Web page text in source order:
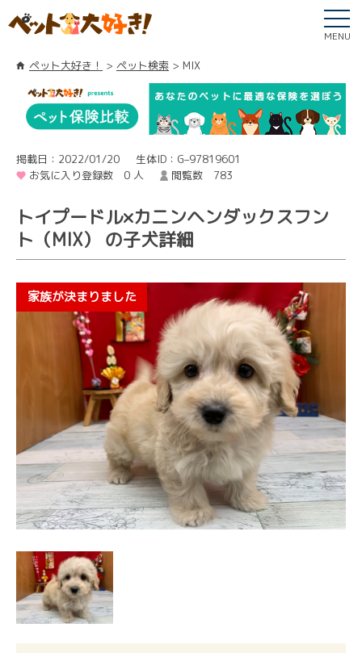
MENU
ペット大好き！ ペット検索 MIX
掲載日：2022/01/20
生体ID：G–97819601
お気に入り登録数 0 人
閲覧数 783
トイプードル×カニンヘンダックスフン
ト（MIX） の子犬詳細